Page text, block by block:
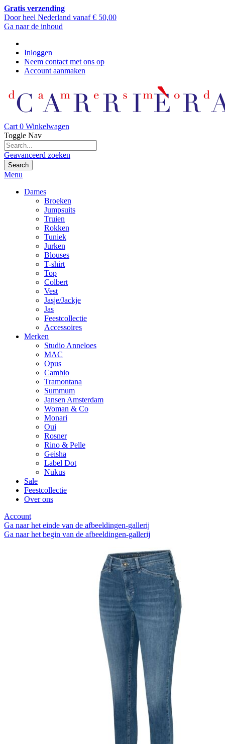
Gratis verzending
Door heel Nederland vanaf € 50,00
Ga naar de inhoud
Inloggen
Neem contact met ons op
Account aanmaken
Cart 0 Winkelwagen
Toggle Nav
Geavanceerd zoeken
Search
Menu
Dames
Broeken
Jumpsuits
Truien
Rokken
Tuniek
Jurken
Blouses
T-shirt
Top
Colbert
Vest
Jasje/Jackje
Jas
Feestcollectie
Accessoires
Merken
Studio Anneloes
MAC
Opus
Cambio
Tramontana
Summum
Jansen Amsterdam
Woman & Co
Monari
Oui
Rosner
Rino & Pelle
Geisha
Label Dot
Nukus
Sale
Feestcollectie
Over ons
Account
Ga naar het einde van de afbeeldingen-gallerij
Ga naar het begin van de afbeeldingen-gallerij